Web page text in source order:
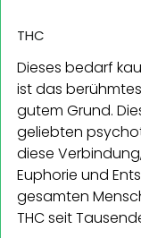
THC
Dieses bedarf
ist das
gutem Grund.
geliebten
diese
Euphorie und
gesamten
THC seit